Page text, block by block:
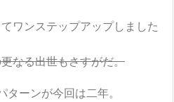
ワンステップアップしました
なる出世もさすがだ。
ーンが今回は二年。